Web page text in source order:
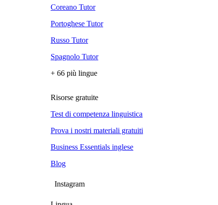
Coreano Tutor
Portoghese Tutor
Russo Tutor
Spagnolo Tutor
+ 66 più lingue
Risorse gratuite
Test di competenza linguistica
Prova i nostri materiali gratuiti
Business Essentials inglese
Blog
Instagram